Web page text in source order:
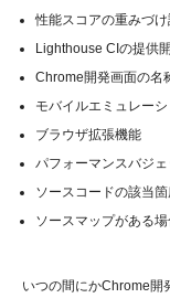
性能スコアの重みづ
Lighthouse CIの提供
Chrome開発画面の名
モバイルエミュレーシ
ブラウザ拡張機能
パフォーマンスバジェ
ソースコードの該当
ソースマップがある
いつの間にかChrome開